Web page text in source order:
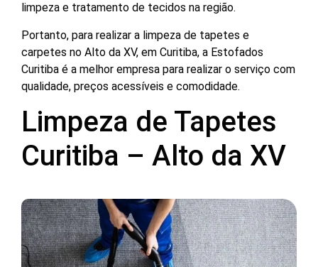
limpeza e tratamento de tecidos na região.
Portanto, para realizar a limpeza de tapetes e
carpetes no Alto da XV, em Curitiba, a Estofados
Curitiba é a melhor empresa para realizar o serviço com
qualidade, preços acessíveis e comodidade.
Limpeza de Tapetes
Curitiba – Alto da XV